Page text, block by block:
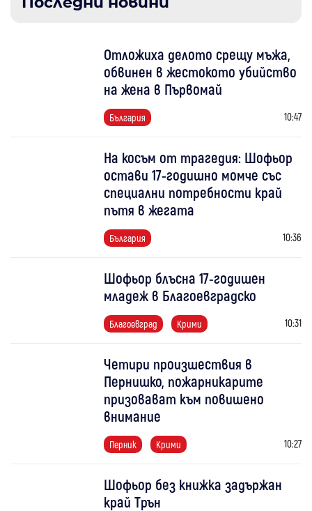
Отложиха делото срещу мъжа,
обвинен в жестокото убийство
на жена в Първомай
България 10:47
На косъм от трагедия: Шофьор
остави 17-годишно момче със
специални потребности край
пътя в жегата
България 10:36
Шофьор блъсна 17-годишен
младеж в Благоевградско
Благоевград Крими 10:31
Четири произшествия в
Пернишко, пожарникарите
призовават към повишено
внимание
Перник Крими 10:27
Шофьор без книжка задържан
край Трън